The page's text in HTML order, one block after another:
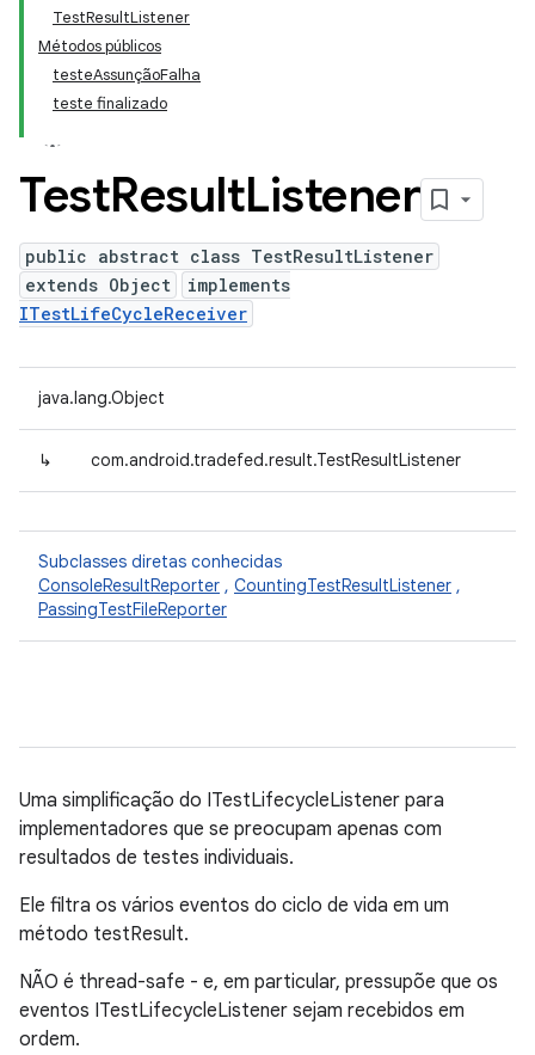
TestResultListener
Métodos públicos
testeAssunçãoFalha
teste finalizado
TestResultListener
public abstract class TestResultListener
extends Object
implements
ITestLifeCycleReceiver
java.lang.Object
↳ com.android.tradefed.result.TestResultListener
Subclasses diretas conhecidas
ConsoleResultReporter , CountingTestResultListener ,
PassingTestFileReporter
Uma simplificação do ITestLifecycleListener para
implementadores que se preocupam apenas com
resultados de testes individuais.
Ele filtra os vários eventos do ciclo de vida em um
método testResult.
NÃO é thread-safe - e, em particular, pressupõe que os
eventos ITestLifecycleListener sejam recebidos em
ordem.